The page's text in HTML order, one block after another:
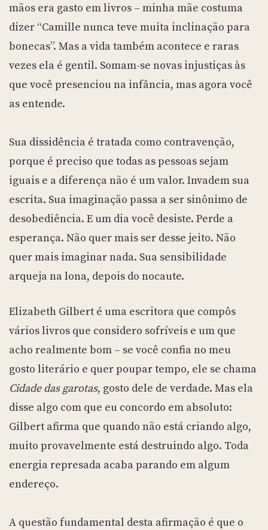
mãos era gasto em livros – minha mãe costuma
dizer “Camille nunca teve muita inclinação para
bonecas”. Mas a vida também acontece e raras
vezes ela é gentil. Somam-se novas injustiças às
que você presenciou na infância, mas agora você
as entende.
Sua dissidência é tratada como contravenção,
porque é preciso que todas as pessoas sejam
iguais e a diferença não é um valor. Invadem sua
escrita. Sua imaginação passa a ser sinônimo de
desobediência. E um dia você desiste. Perde a
esperança. Não quer mais ser desse jeito. Não
quer mais imaginar nada. Sua sensibilidade
arqueja na lona, depois do nocaute.
Elizabeth Gilbert é uma escritora que compôs
vários livros que considero sofríveis e um que
acho realmente bom – se você confia no meu
gosto literário e quer poupar tempo, ele se chama
Cidade das garotas, gosto dele de verdade. Mas ela
disse algo com que eu concordo em absoluto:
Gilbert afirma que quando não está criando algo,
muito provavelmente está destruindo algo. Toda
energia represada acaba parando em algum
endereço.
A questão fundamental desta afirmação é que o